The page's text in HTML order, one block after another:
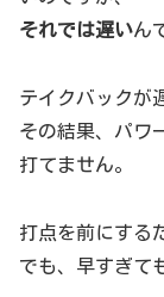
それでは遅いん
テイクバックが
その結果、パワ
打てません。
打点を前にする
でも、早すぎて